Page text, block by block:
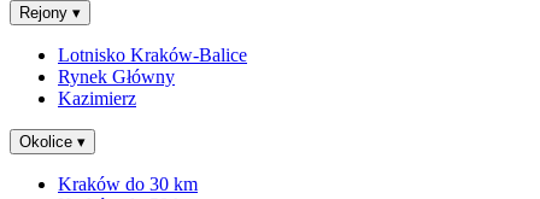
Rejony ▾
Lotnisko Kraków-Balice
Rynek Główny
Kazimierz
Okolice ▾
Kraków do 30 km